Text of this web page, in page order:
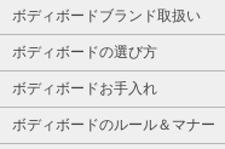
ボディボードブランド取扱い
ボディボードの選び方
ボディボードお手入れ
ボディボードのルール＆マナー